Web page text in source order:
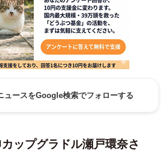
ュースをGoogle検索でフォローする
ップグラドル瀬戸環奈さ